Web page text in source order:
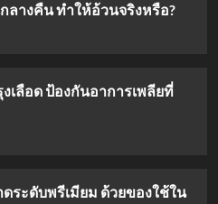
างคืน ทำให้อ้วนจริงหรือ?
เลือด ป้องกันอาการเพลียที่
ระดับพรีเมียม ด้วยของใช้ใน